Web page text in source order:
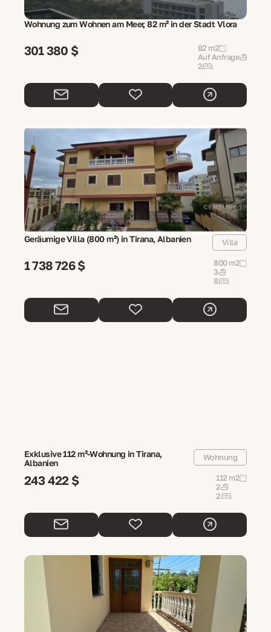
Wohnung zum Wohnen am Meer, 82 m² in der Stadt Vlora
301 380 $
82 m2
Auf Anfrage
2
Geräumige Villa (800 m²) in Tirana, Albanien Villa
1 738 726 $
800 m2
3
8
Exklusive 112 m²-Wohnung in Tirana,
Albanien
Wohnung
243 422 $
112 m2
2
2